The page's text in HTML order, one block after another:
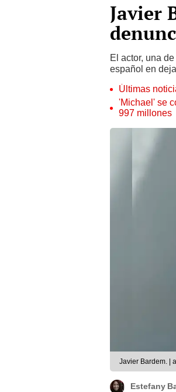
Javier
El actor, una
español en
Últimas
'Michael' se
997 millones
Javier Bardem. |
Estefany